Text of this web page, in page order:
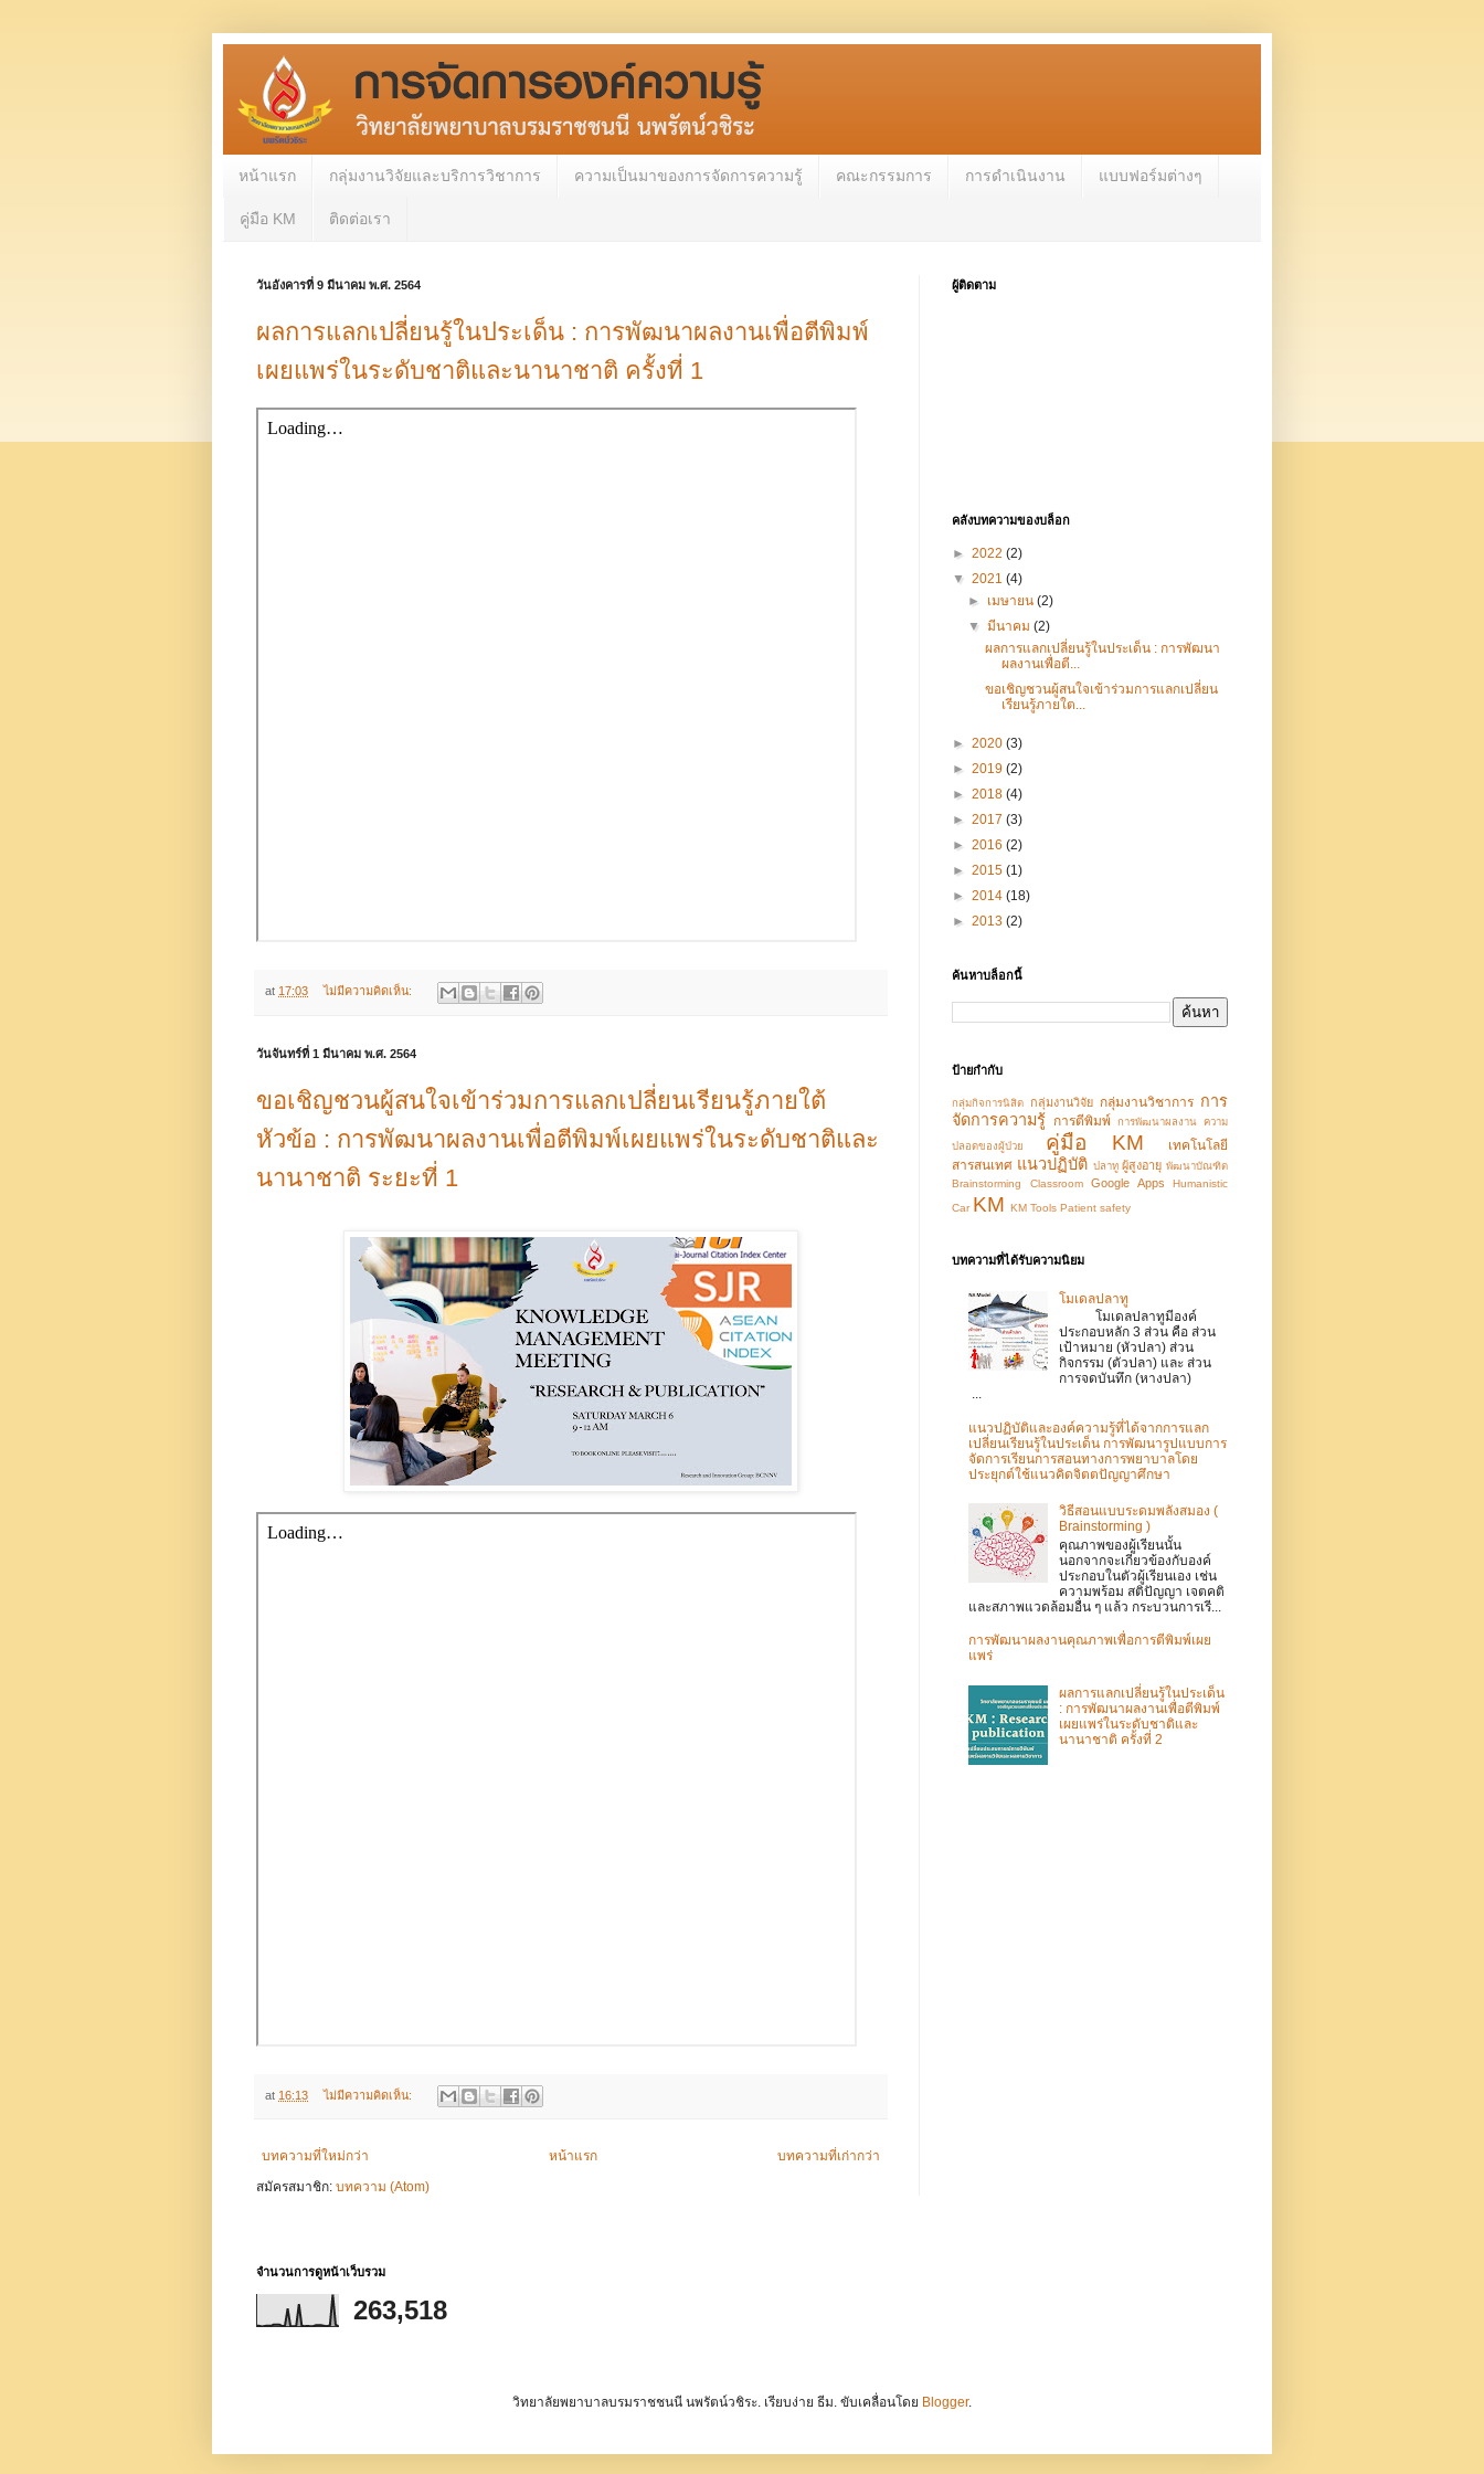
หน้าแรก กลุ่มงานวิจัยและบริการวิชาการ ความเป็นมาของการจัดการความรู้ คณะกรรมการ การดำเนินงาน แบบฟอร์มต่างๆ
คู่มือ KM ติดต่อเรา
วันอังคารที่ 9 มีนาคม พ.ศ. 2564
ผลการแลกเปลี่ยนรู้ในประเด็น : การพัฒนาผลงานเพื่อตีพิมพ์
เผยแพร่ในระดับชาติและนานาชาติ ครั้งที่ 1
at 17:03 ไม่มีความคิดเห็น:
วันจันทร์ที่ 1 มีนาคม พ.ศ. 2564
ขอเชิญชวนผู้สนใจเข้าร่วมการแลกเปลี่ยนเรียนรู้ภายใต้
หัวข้อ : การพัฒนาผลงานเพื่อตีพิมพ์เผยแพร่ในระดับชาติและ
นานาชาติ ระยะที่ 1
at 16:13 ไม่มีความคิดเห็น:
บทความที่ใหม่กว่า บทความที่เก่ากว่า
หน้าแรก
สมัครสมาชิก: บทความ (Atom)
ผู้ติดตาม
คลังบทความของบล็อก
► 2022 (2)
▼ 2021 (4)
► เมษายน(2)
▼มีนาคม(2)
ผลการแลกเปลี่ยนรู้ในประเด็น : การพัฒนา
ผลงานเพื่อตี...
ขอเชิญชวนผู้สนใจเข้าร่วมการแลกเปลี่ยน
เรียนรู้ภายใต...
► 2020 (3)
► 2019 (2)
► 2018 (4)
► 2017 (3)
► 2016 (2)
► 2015 (1)
► 2014 (18)
► 2013 (2)
ค้นหาบล็อกนี้
ป้ายกำกับ
กลุ่มกิจการนิสิต กลุ่มงานวิจัย กลุ่มงานวิชาการ การ
จัดการความรู้ การตีพิมพ์ การพัฒนาผลงาน ความ
ปลอดของผู้ป่วย
คู่มือ KM
เทคโนโลยี
สารสนเทศ แนวปฏิบัติ ปลาทู ผู้สูงอายุ พัฒนาบัณฑิต
Brainstorming
Classroom Google Apps
Humanistic
Car KM KM Tools Patient safety
บทความที่ได้รับความนิยม
โมเดลปลาทู
โมเดลปลาทูมีองค์
ประกอบหลัก 3 ส่วน คือ ส่วน
เป้าหมาย (หัวปลา) ส่วน
กิจกรรม (ตัวปลา) และ ส่วน
การจดบันทึก (หางปลา)
...
แนวปฏิบัติและองค์ความรู้ที่ได้จากการแลก
เปลี่ยนเรียนรู้ในประเด็น การพัฒนารูปแบบการ
จัดการเรียนการสอนทางการพยาบาลโดย
ประยุกต์ใช้แนวคิดจิตตปัญญาศึกษา
วิธีสอนแบบระดมพลังสมอง (
Brainstorming )
คุณภาพของผู้เรียนนั้น
นอกจากจะเกี่ยวข้องกับองค์
ประกอบในตัวผู้เรียนเอง เช่น
ความพร้อม สติปัญญา เจตคติ
และสภาพแวดล้อมอื่น ๆ แล้ว กระบวนการเรี...
การพัฒนาผลงานคุณภาพเพื่อการตีพิมพ์เผย
แพร่
ผลการแลกเปลี่ยนรู้ในประเด็น
: การพัฒนาผลงานเพื่อตีพิมพ์
เผยแพร่ในระดับชาติและ
นานาชาติ ครั้งที่ 2
จำนวนการดูหน้าเว็บรวม
263,518
วิทยาลัยพยาบาลบรมราชชนนี นพรัตน์วชิระ. เรียบง่าย ธีม. ขับเคลื่อนโดย Blogger.